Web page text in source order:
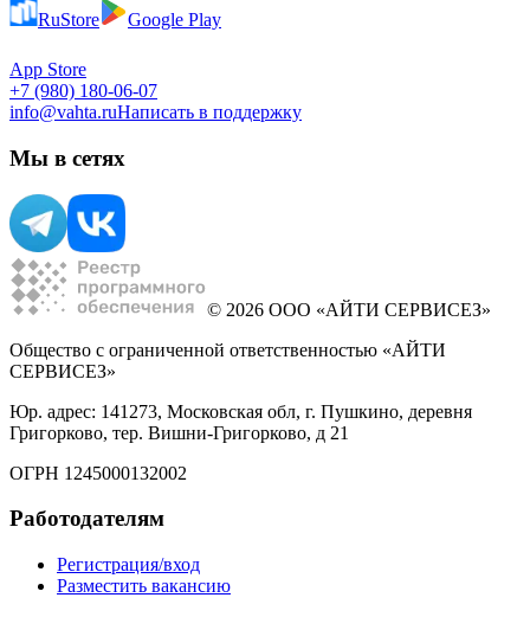
RuStore Google Play
App Store
+7 (980) 180-06-07
info@vahta.ruНаписать в поддержку
Мы в сетях
© 2026 ООО «АЙТИ СЕРВИСЕЗ»
Общество с ограниченной ответственностью «АЙТИ
СЕРВИСЕЗ»
Юр. адрес: 141273, Московская обл, г. Пушкино, деревня
Григорково, тер. Вишни-Григорково, д 21
ОГРН 1245000132002
Работодателям
Регистрация/вход
Разместить вакансию